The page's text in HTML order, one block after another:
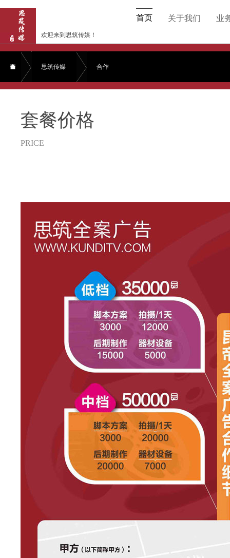
首页 关于我们 业
欢迎来到思筑传媒！
思筑传媒 合作
套餐价格
PRICE